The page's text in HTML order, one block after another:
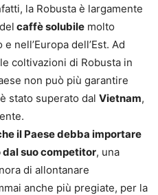
la Robusta è largamente
caffè solubile molto
nell’Europa dell’Est. Ad
coltivazioni di Robusta in
non può più garantire
stato superato dal Vietnam,
il Paese debba importare
suo competitor, una
di allontanare
anche più pregiate, per la